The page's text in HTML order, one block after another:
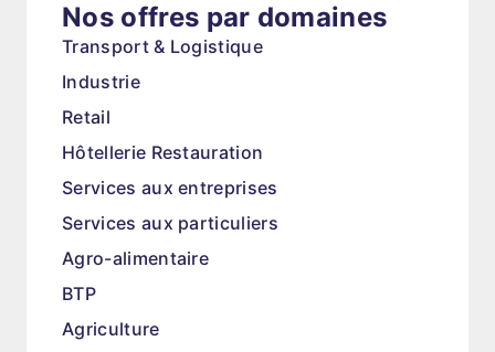
Nos offres par domaines
Transport & Logistique
Industrie
Retail
Hôtellerie Restauration
Services aux entreprises
Services aux particuliers
Agro-alimentaire
BTP
Agriculture